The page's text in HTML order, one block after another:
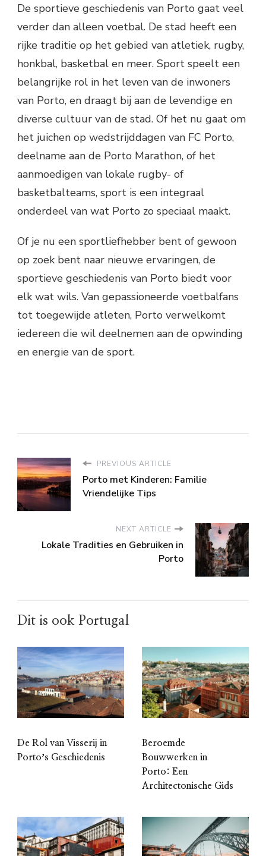
De sportieve geschiedenis van Porto gaat veel
verder dan alleen voetbal. De stad heeft een
rijke traditie op het gebied van atletiek, rugby,
honkbal, basketbal en meer. Sport speelt een
belangrijke rol in het leven van de inwoners
van Porto, en draagt bij aan de levendige en
diverse cultuur van de stad. Of het nu gaat om
het juichen op wedstrijddagen van FC Porto,
deelname aan de Porto Marathon, of het
aanmoedigen van lokale rugby- of
basketbalteams, sport is een integraal
onderdeel van wat Porto zo speciaal maakt.
Of je nu een sportliefhebber bent of gewoon
op zoek bent naar nieuwe ervaringen, de
sportieve geschiedenis van Porto biedt voor
elk wat wils. Van gepassioneerde voetbalfans
tot toegewijde atleten, Porto verwelkomt
iedereen die wil deelnemen aan de opwinding
en energie van de sport.
PREVIOUS ARTICLE
Porto met Kinderen: Familie
Vriendelijke Tips
NEXT ARTICLE
Lokale Tradities en Gebruiken in
Porto
Dit is ook Portugal
De Rol van Visserij in
Portoʼs Geschiedenis
Beroemde
Bouwwerken in
Porto: Een
Architectonische Gids